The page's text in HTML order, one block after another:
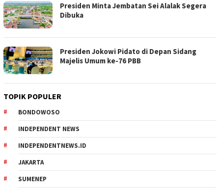
Presiden Minta Jembatan Sei Alalak Segera
Dibuka
Presiden Jokowi Pidato di Depan Sidang
Majelis Umum ke-76 PBB
TOPIK POPULER
BONDOWOSO
INDEPENDENT NEWS
INDEPENDENTNEWS.ID
JAKARTA
SUMENEP